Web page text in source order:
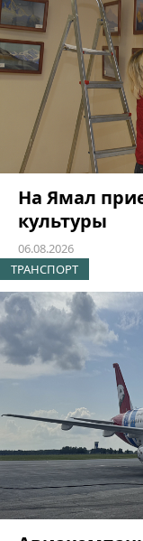
На Ямал
культуры
06.08.2026
ТРАНСПОРТ